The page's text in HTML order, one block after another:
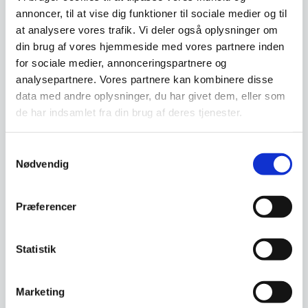
annoncer, til at vise dig funktioner til sociale medier og til
at analysere vores trafik. Vi deler også oplysninger om
din brug af vores hjemmeside med vores partnere inden
for sociale medier, annonceringspartnere og
analysepartnere. Vores partnere kan kombinere disse
data med andre oplysninger, du har givet dem, eller som
de har indsamlet fra din brug af deres tjenester.
Nødvendig
Præferencer
Statistik
Marketing
Magnetisk cirkeltavle 25
cm – valnød finer
NAGA nord Magnetisk
finer.Sæt ting på tavlen…
Super Stærk Magnet, Stål
(4 stk)
Pynt din magnetiske tavle med
disse stilrene cylinderformede…
oprindelige
99,95 DKK.